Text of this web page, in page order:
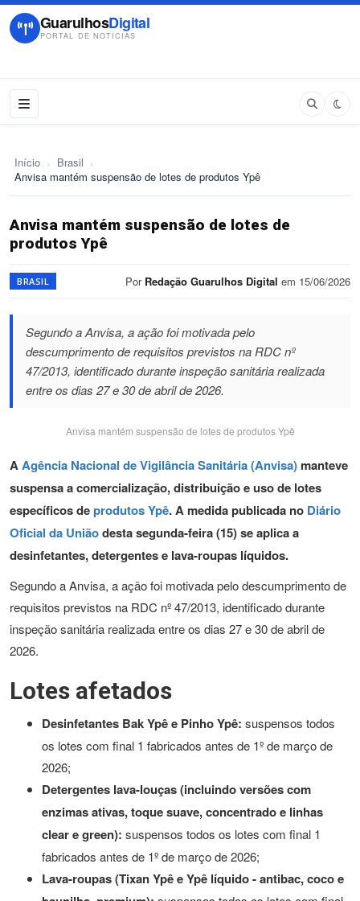
GuarulhosDigital
PORTAL DE NOTICIAS
Início › Brasil ›
Anvisa mantém suspensão de lotes de produtos Ypê
Anvisa mantém suspensão de lotes de
produtos Ypê
BRASIL Por Redação Guarulhos Digital em 15/06/2026
Segundo a Anvisa, a ação foi motivada pelo
descumprimento de requisitos previstos na RDC nº
47/2013, identificado durante inspeção sanitária realizada
entre os dias 27 e 30 de abril de 2026.
Anvisa mantém suspensão de lotes de produtos Ypê
AAgência Nacional de Vigilância Sanitária (Anvisa) manteve
suspensa a comercialização, distribuição e uso de lotes
específicos deprodutos Ypê. A medida publicada no Diário
Oficial da Uniãodesta segunda-feira (15) se aplica a
desinfetantes, detergentes e lava-roupas líquidos.
Segundo a Anvisa, a ação foi motivada pelo descumprimento de
requisitos previstos na RDC nº 47/2013, identificado durante
inspeção sanitária realizada entre os dias 27 e 30 de abril de
2026.
Lotes afetados
Desinfetantes Bak Ypê e Pinho Ypê: suspensos todos
os lotes com final 1 fabricados antes de 1º de março de
2026;
Detergentes lava-louças (incluindo versões com
enzimas ativas, toque suave, concentrado e linhas
clear e green): suspensos todos os lotes com final 1
fabricados antes de 1º de março de 2026;
Lava-roupas (Tixan Ypê e Ypê líquido - antibac, coco e